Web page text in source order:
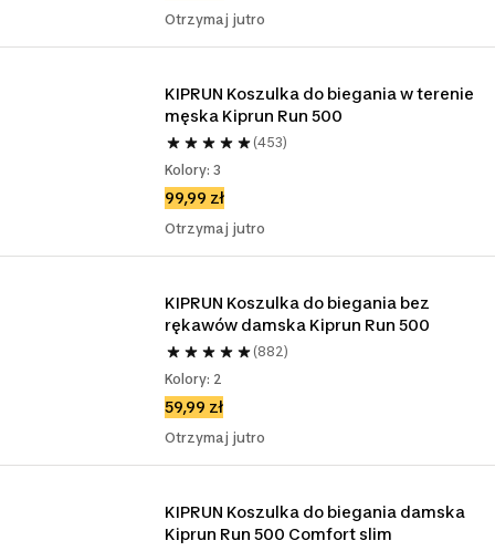
Otrzymaj jutro
KIPRUN Koszulka do biegania w terenie
męska Kiprun Run 500
(453)
Kolory: 3
99,99 zł
Otrzymaj jutro
KIPRUN Koszulka do biegania bez
rękawów damska Kiprun Run 500
(882)
Kolory: 2
59,99 zł
Otrzymaj jutro
KIPRUN Koszulka do biegania damska
Kiprun Run 500 Comfort slim